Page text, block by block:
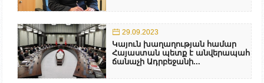
29.09.2023
Կայուն խաղաղության համար
Հայաստան պետք է անվերապահ
ճանաչի Ադրբեջանի...